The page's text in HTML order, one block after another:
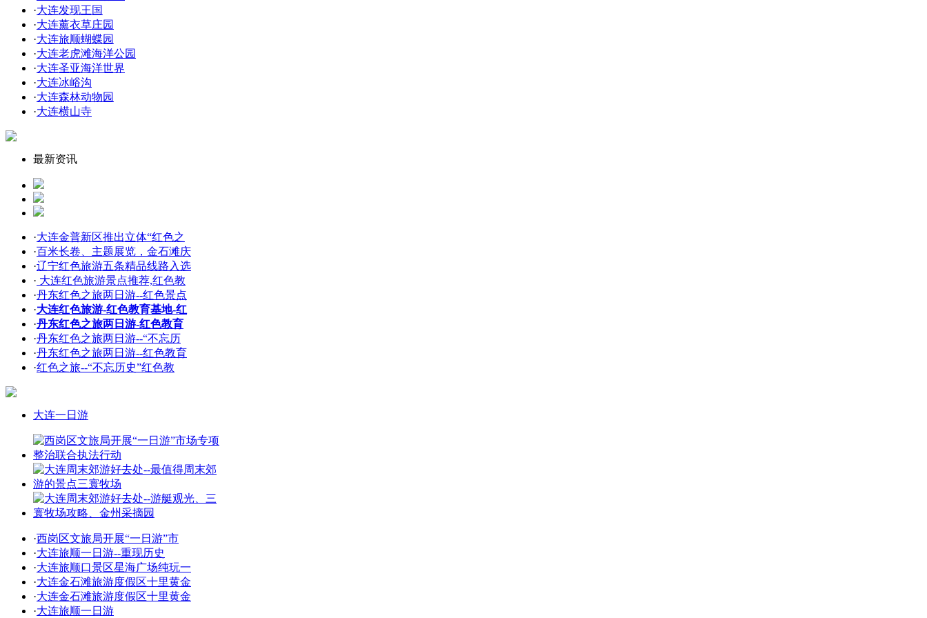
·大连发现王国
·大连薰衣草庄园
·大连旅顺蝴蝶园
·大连老虎滩海洋公园
·大连圣亚海洋世界
·大连冰峪沟
·大连森林动物园
·大连横山寺
最新资讯
·大连金普新区推出立体“红色之
·百米长卷、主题展览，金石滩庆
·辽宁红色旅游五条精品线路入选
· 大连红色旅游景点推荐,红色教
·丹东红色之旅两日游--红色景点
·大连红色旅游-红色教育基地-红
·丹东红色之旅两日游-红色教育
·丹东红色之旅两日游--“不忘历
·丹东红色之旅两日游--红色教育
·红色之旅--“不忘历史”红色教
大连一日游
·西岗区文旅局开展“一日游”市
·大连旅顺一日游--重现历史
·大连旅顺口景区星海广场纯玩一
·大连金石滩旅游度假区十里黄金
·大连金石滩旅游度假区十里黄金
·大连旅顺一日游